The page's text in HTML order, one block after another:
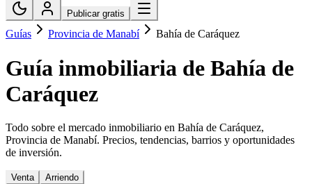
Publicar gratis
Guías Provincia de Manabí Bahía de Caráquez
Guía inmobiliaria de Bahía de
Caráquez
Todo sobre el mercado inmobiliario en Bahía de Caráquez,
Provincia de Manabí. Precios, tendencias, barrios y oportunidades
de inversión.
Venta Arriendo